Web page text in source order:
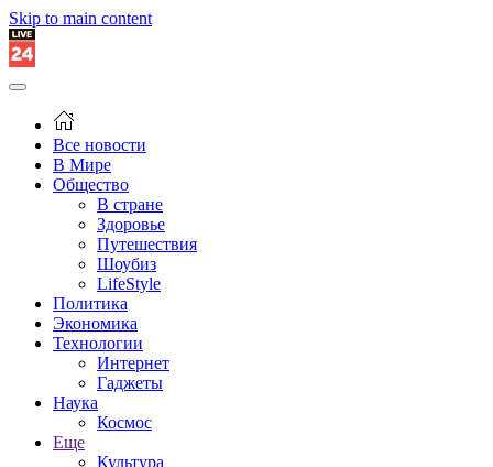
Skip to main content
Все новости
В Мире
Общество
В стране
Здоровье
Путешествия
Шоубиз
LifeStyle
Политика
Экономика
Технологии
Интернет
Гаджеты
Наука
Космос
Еще
Культура